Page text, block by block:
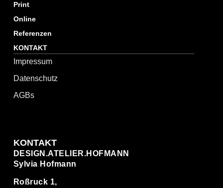
Print
Online
Referenzen
KONTAKT
Impressum
Datenschutz
AGBs
KONTAKT
DESIGN.ATELIER.HOFMANN
Sylvia Hofmann
Roßruck 1,